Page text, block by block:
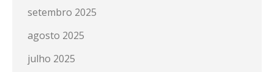
setembro 2025
agosto 2025
julho 2025